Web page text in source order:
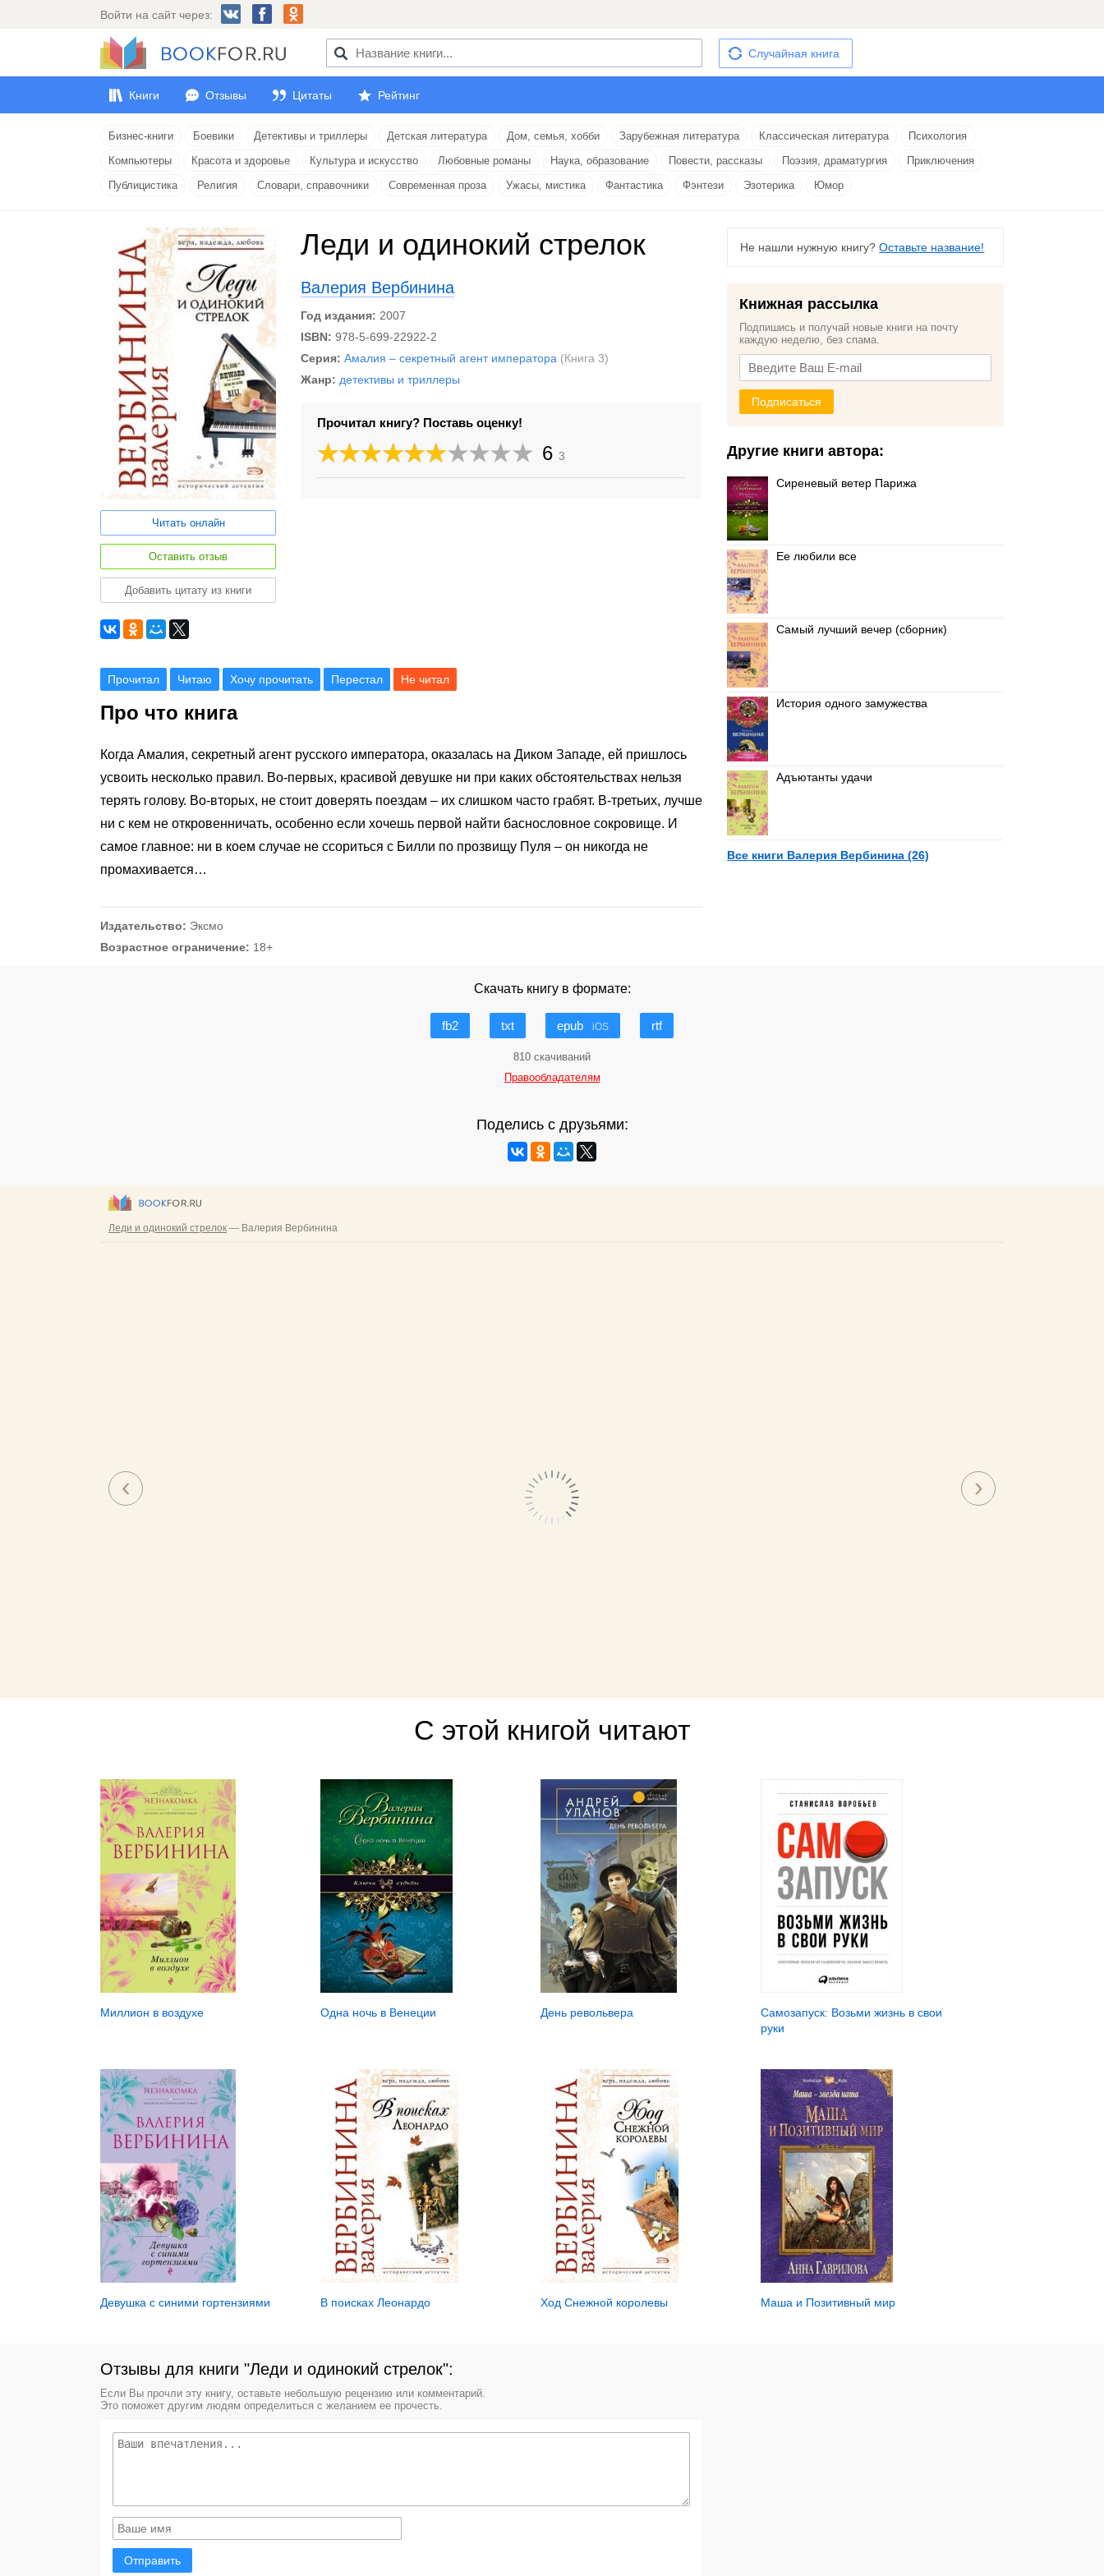
Войти на сайт через:
Случайная книга
Книги Отзывы Цитаты Рейтинг
Бизнес-книги Боевики Детективы и триллеры Детская литература Дом, семья, хобби Зарубежная литература Классическая литература
Психология
Компьютеры
Красота и здоровье Культура и искусство Любовные романы Наука, образование Повести, рассказы Поэзия, драматургия
Приключения
Публицистика
Религия Словари, справочники Современная проза Ужасы, мистика Фантастика Фэнтези Эзотерика Юмор
Читать онлайн
Оставить отзыв
Добавить цитату из книги
Леди и одинокий стрелок
Валерия Вербинина
Год издания: 2007
ISBN: 978-5-699-22922-2
Серия: Амалия – секретный агент императора (Книга 3)
Жанр: детективы и триллеры
Прочитал книгу? Поставь оценку!
6 3
Прочитал Читаю Хочу прочитать Перестал Не читал
Про что книга
Когда Амалия, секретный агент русского императора, оказалась на Диком Западе, ей пришлось
усвоить несколько правил. Во-первых, красивой девушке ни при каких обстоятельствах нельзя
терять голову. Во-вторых, не стоит доверять поездам – их слишком часто грабят. В-третьих, лучше
ни с кем не откровенничать, особенно если хочешь первой найти баснословное сокровище. И
самое главное: ни в коем случае не ссориться с Билли по прозвищу Пуля – он никогда не
промахивается…
Издательство: Эксмо
Возрастное ограничение: 18+
Не нашли нужную книгу?Оставьте название!
Книжная рассылка
Подпишись и получай новые книги на почту
каждую неделю, без спама.
Подписаться
Другие книги автора:
Сиреневый ветер Парижа
Ее любили все
Самый лучший вечер (сборник)
История одного замужества
Адъютанты удачи
Все книги Валерия Вербинина (26)
Скачать книгу в формате:
fb2 txt epub iOS rtf
810 скачиваний
Правообладателям
Поделись с друзьями:
С этой книгой читают
Миллион в воздухе Одна ночь в Венеции День револьвера
Самозапуск: Возьми жизнь в свои
руки
Девушка с синими гортензиями В поисках Леонардо Ход Снежной королевы Маша и Позитивный мир
Отзывы для книги "Леди и одинокий стрелок":
Если Вы прочли эту книгу, оставьте небольшую рецензию или комментарий.
Это поможет другим людям определиться с желанием ее прочесть.
Отправить